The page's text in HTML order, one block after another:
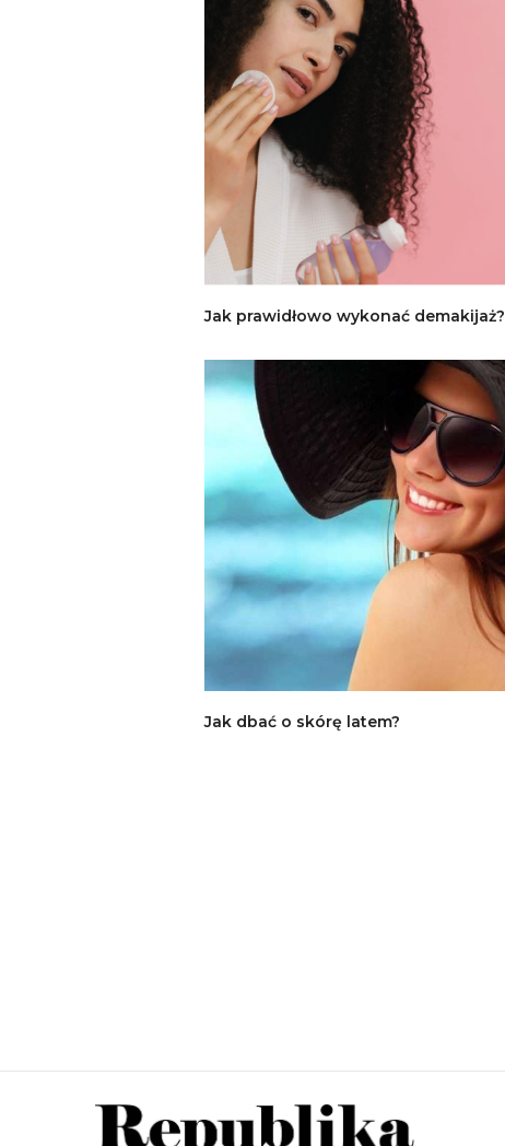
Jak prawidłowo wykonać demakijaż?
Jak dbać o skórę latem?